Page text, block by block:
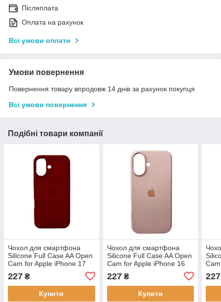
Післяплата
Оплата на рахунок
Всі умови оплати
Умови повернення
Повернення товару впродовж 14 днів за рахунок покупця
Всі умови повернення
Подібні товари компанії
Чохол для смартфона
Silicone Full Case AA Open
Cam for Apple iPhone 17
227 ₴
Купити
Чохол для смартфона
Silicone Full Case AA Open
Cam for Apple iPhone 16
мікрофібра
227₴
Купити
227